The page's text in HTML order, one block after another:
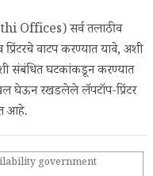
Offices) सर्व तलाठी व
वाटप करण्यात यावे, अशी
संबंधित घटकांकडून करण्यात
घेऊन रखडलेले लॅपटॉप-प्रिंटर
आहे.
government